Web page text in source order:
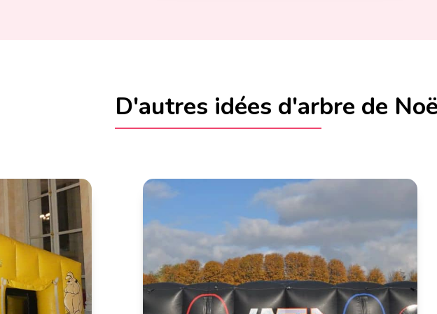
D'autres idées d'arbre de